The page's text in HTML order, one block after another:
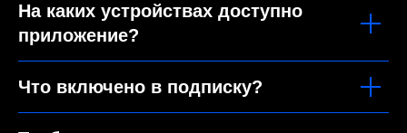
На каких устройствах доступно
приложение?
Что включено в подписку?